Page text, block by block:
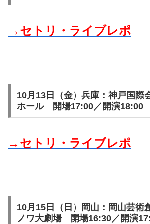
→セトリ・ライブレポ
10月13日（金）兵庫：神戸国際
ホール 開場17:00／開演18:00
→セトリ・ライブレポ
10月15日（日）岡山：岡山芸術
ノワ大劇場 開場16:30／開演